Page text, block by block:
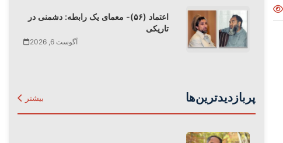
اعتماد (۵۶)- معمای یک رابطه: دشمنی در
تاریکی
آگوست 6, 2026
پربازدیدترین‌ها بیشتر